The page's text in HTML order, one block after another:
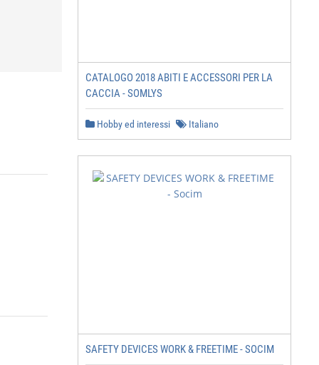
CATALOGO 2018 ABITI E ACCESSORI PER LA
CACCIA - SOMLYS
Hobby ed interessi Italiano
SAFETY DEVICES WORK & FREETIME - SOCIM